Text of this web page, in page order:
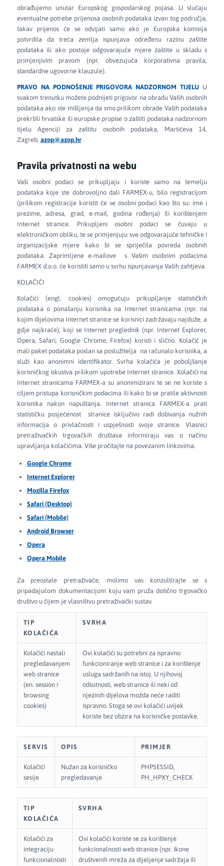
obrađujemo unutar Europskog gospodarskog pojasa. U slučaju
eventualne potrebe prijenosa osobnih podataka izvan tog područja,
takav prijenos će se odvijati samo ako je Europska komisija
potvrdila da treća zemlja ispunjava određenu razinu zaštite
podataka ili ako postoje odgovarajuće mjere zaštite u skladu s
primjenjivim pravom (npr. obvezujuća korporativna pravila,
standardne ugovorne klauzule).
PRAVO NA PODNOŠENJE PRIGOVORA NADZORNOM TIJELU U
svakom trenutku možete podnijeti prigovor na obradu Vaših osobnih
podataka ako ste mišljenja da smo prilikom obrade Vaših podataka
prekršili hrvatske ili europske propise o zaštiti podataka nadzornom
tijelu Agenciji za zaštitu osobnih podataka, Martićeva 14,
Zagreb, azop@azop.hr
Pravila privatnosti na webu
Vaši osobni podaci se prikupljaju i koriste samo na temelju
podataka koje ste dobrovoljno dali FARMEX-u, bilo registracijom
(prilikom registracije koristit će se osobni podaci kao što su: ime i
prezime, adresa, grad, e-mail, godina rođenja) ili korištenjem
Internet stranice. Prikupljeni osobni podaci se čuvaju u
elektroničkom obliku, te se primjenjuju sve odgovarajuće tehničke i
organizacijske mjere kako bi se spriječila povreda osobnih
podataka. Zaprimljene e-mailove s Vašim osobnim podacima
FARMEX d.o.o. će koristiti samo u svrhu ispunjavanja Vaših zahtjeva.
KOLAČIĆI
Kolačići (engl. cookies) omogućuju prikupljanje statističkih
podataka o ponašanju korisnika na Internet stranicama (npr. na
kojim dijelovima Internet stranice se korisnici zadržavaju najduže, a
gdje najkraće), koji se Internet preglednik (npr. Internet Explorer,
Opera, Safari, Google Chrome, Firefox) koristi i slično. Kolačić je
mali paket podataka poslan sa poslužitelja na računalo korisnika, a
služi kao anonimni identifikator. Svrha kolačića je poboljšanje
korisničkog iskustva prilikom upotrebe Internet stranice. Kolačići na
Internet stranicama FARMEX-a su anonimizirani te se ne koriste s
ciljem pristupa korisničkim podacima ili kako bi se pratile aktivnosti
korisnika nakon napuštanja. Internet stranica FARMEX-a prati
statističku posjećenost stranice isključivo radi dobivanja nužnih
informacija o privlačnosti i uspješnosti svoje stranice. Vlasnici
pretraživačkih trgovačkih društava informiraju vas o načinu
upravljanja kolačićima. Više pročitajte na povezanim linkovima.
Google Chrome
Internet Explorer
Mozilla Firefox
Safari (Desktop)
Safari (Mobile)
Android Browser
Opera
Opera Mobile
Za preostale pretraživače, molimo vas konzultirajte se s
pripadajućom dokumentacijom koju vam pruža dotično trgovačko
društvo u čijem je vlasništvu pretraživački sustav.
TIP
KOLAČIĆA
SVRHA
Kolačići nastali
pregledavanjem
web stranice
(en. session i
browsing
cookies)
Ovi kolačići su potrebni za ispravno
funkcioniranje web stranice i za korištenje
usluga sadržanih na istoj. U njihovoj
odsutnosti, web stranice ili neki od
njezinih dijelova možda neće raditi
ispravno. Stoga se ovi kolačići uvijek
koriste bez obzira na korisničke postavke.
SERVIS OPIS PRIMJER
Kolačići
sesije
Nužan za korisničko
pregledavanje
PHPSESSID,
PH_HPXY_CHECK
TIP
KOLAČIĆA
SVRHA
Kolačići za
integraciju
funkcionalnosti
Ovi kolačići koriste se za korištenje
funkcionalnosti web stranice (npr. ikone
društvenih mreža za dijeljenje sadržaja ili